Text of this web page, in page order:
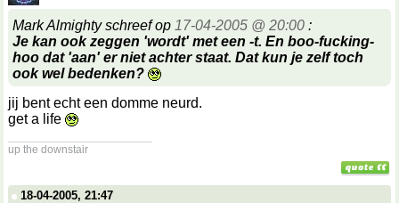
Mark Almighty schreef op 17-04-2005 @ 20:00 :
Je kan ook zeggen 'wordt' met een -t. En boo-fucking-
hoo dat 'aan' er niet achter staat. Dat kun je zelf toch
ook wel bedenken?
jij bent echt een domme neurd.
get a life
up the downstair
18-04-2005, 21:47